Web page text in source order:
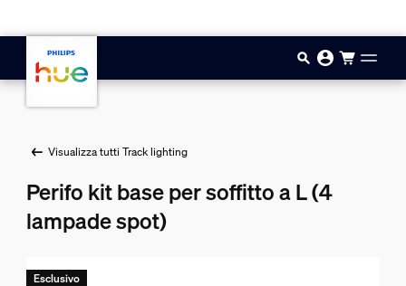
Visualizza tutti Track lighting
Perifo kit base per soffitto a L (4
lampade spot)
Esclusivo